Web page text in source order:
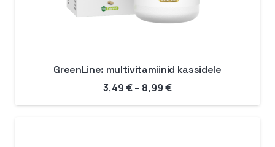
GreenLine: multivitamiinid kassidele
3,49€– 8,99€Hinnavahemik:
3,49 €